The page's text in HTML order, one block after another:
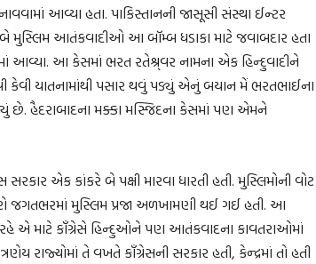
આવ્યા હતા. પાકિસ્તાનની જાસૂસી સંસ્થા ઈન્ટર
આતંકવાદીઓ આ બૉમ્બ ધડાકા માટે જવાબદાર હતા
આવ્યા. આ કેસમાં ભરત રતેશ્ર્વર નામના એક હિન્દુવાદીને
યાતનામાંથી પસાર થવું પડ્યું એનું બયાન મેં ભરતભાઈના
છે. હૈદરાબાદના મક્કા મસ્જિદના કેસમાં પણ એમને
એક કાંકરે બે પક્ષી મારવા ધારતી હતી. મુસ્લિમોની વોટ
મુસ્લિમ પ્રજા અળખામણી થઈ ગઈ હતી. આ
એ માટે કૉંગ્રેસે હિન્દુઓને પણ આતંકવાદના કાવતરાઓમાં
રાજ્યોમાં તે વખતે કૉંગ્રેસની સરકાર હતી, કેન્દ્રમાં તો હતી